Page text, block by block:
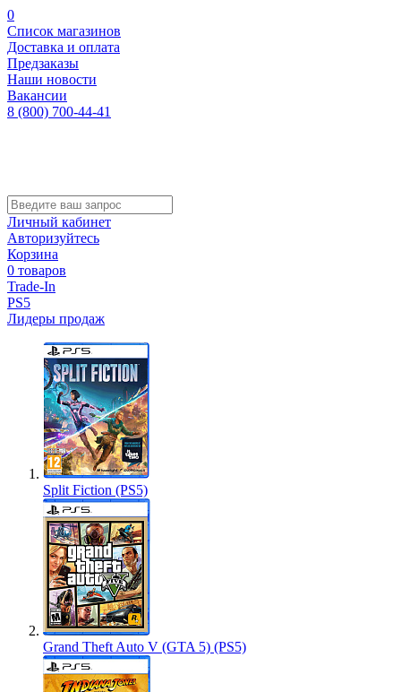
0
Список магазинов
Доставка и оплата
Предзаказы
Наши новости
Вакансии
8 (800) 700-44-41
Личный кабинет
Авторизуйтесь
Корзина
0 товаров
Trade-In
PS5
Лидеры продаж
Split Fiction (PS5)
Grand Theft Auto V (GTA 5) (PS5)